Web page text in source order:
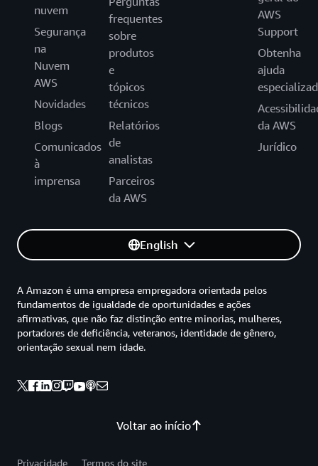
nuvem
Segurança
na
Nuvem
AWS
Novidades
Blogs
Comunicados
à
imprensa
frequentes
sobre
produtos
e
tópicos
técnicos
Relatórios
de
analistas
Parceiros
da AWS
AWS
Support
Obtenha
ajuda
da AWS
Jurídico
English
Voltar ao início
A Amazon é uma empresa empregadora orientada pelos
fundamentos de igualdade de oportunidades e ações
afirmativas, que não faz distinção entre minorias, mulheres,
portadores de deficiência, veteranos, identidade de gênero,
orientação sexual nem idade.
Privacidade Termos do site